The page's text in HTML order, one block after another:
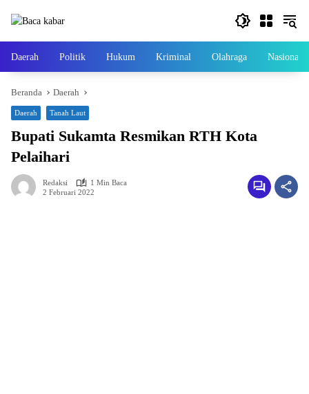
Daerah Politik Hukum Kriminal Olahraga Nasional
Beranda Daerah
Daerah Tanah Laut
Bupati Sukamta Resmikan RTH Kota
Pelaihari
Redaksi
1 Min Baca
2 Februari 2022